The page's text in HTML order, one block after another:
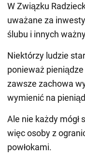
W Związku
uważane za
ślubu i innych
Niektórzy ludzie
ponieważ
zawsze zachowa
wymienić na
Ale nie każdy mógł
więc osoby z
powłokami.